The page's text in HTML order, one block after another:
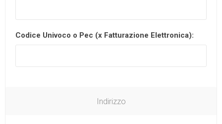
Codice Univoco o Pec (x Fatturazione Elettronica):
Indirizzo